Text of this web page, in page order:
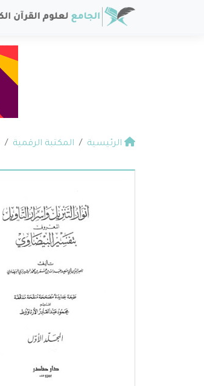
الرئيسية المكتبة الرقمية